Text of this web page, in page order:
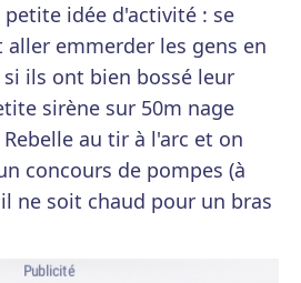
idée d'activité : se
aller emmerder les gens en
ils ont bien bossé leur
sirène sur 50m nage
au tir à l'arc et on
concours de pompes (à
ne soit chaud pour un bras
Publicité